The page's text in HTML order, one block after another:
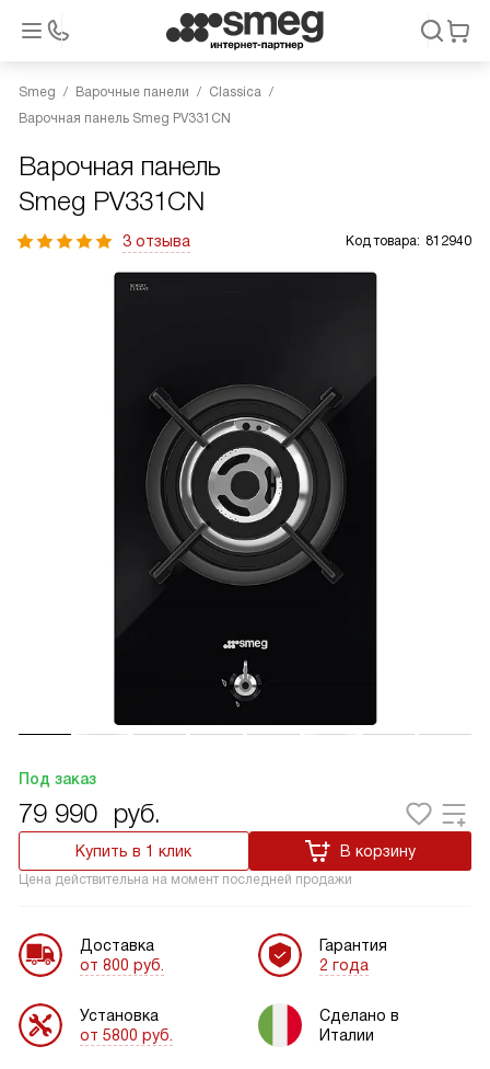
Smeg Варочные панели
Classica
Варочная панель Smeg PV331CN
Варочная панель
Smeg PV331CN
3 отзыва Код товара: 812940
Под заказ
79 990 руб.
Купить в 1 клик В корзину
Цена действительна на момент последней продажи
Доставка
от 800 руб.
Установка
от 5800 руб.
Гарантия
2 года
Сделано в
Италии